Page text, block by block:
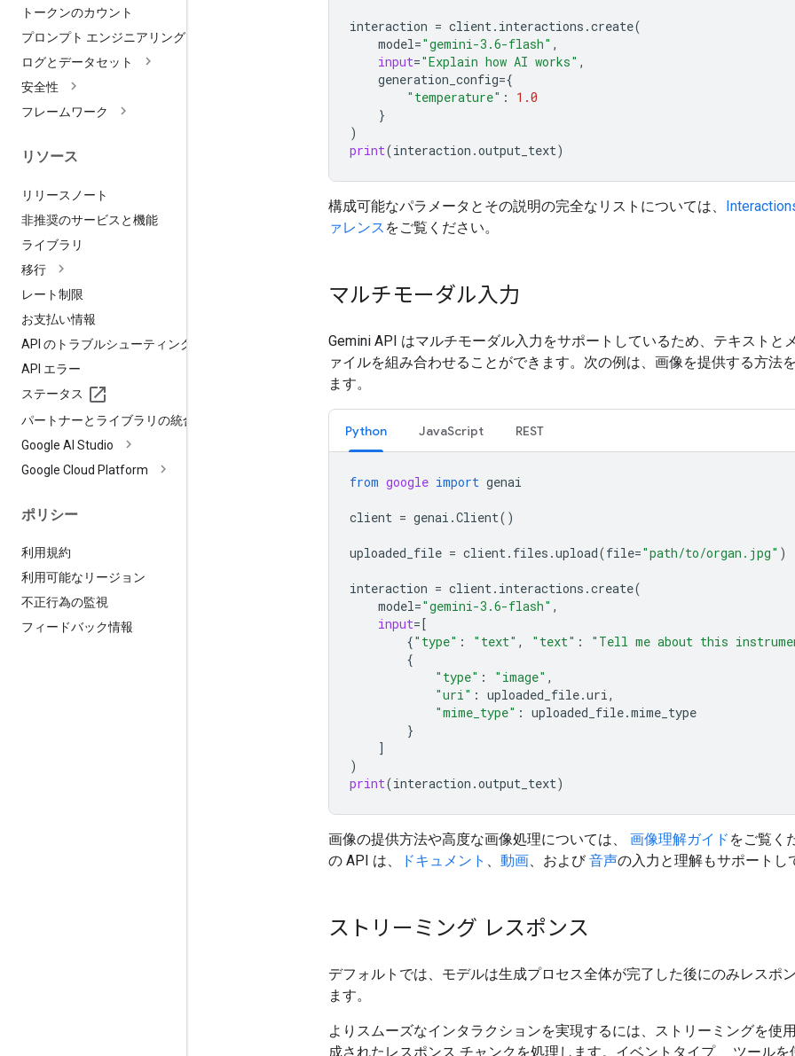
トークンのカウント
プロンプト エンジニアリング
ログとデータセット
安全性
フレームワーク
リソース
リリースノート
非推奨のサービスと機能
ライブラリ
移行
レート制限
お支払い情報
API のトラブルシューティング
API エラー
ステータス
パートナーとライブラリの統合
Google AI Studio
Google Cloud Platform
ポリシー
利用規約
利用可能なリージョン
不正行為の監視
フィードバック情報
interaction = client. interactions .create(
model="gemini-3.6-flash" ,
input="Explain how AI works" ,
generation_config={
"temperature" :
1.0
}
)
print(interaction .output_text)
構成可能なパラメータとその説明の完全なリストについては、
ァレンス をご覧ください。
マルチモーダル入力
Gemini API はマルチモーダル入力をサポートしているため、テキストと
ァイルを組み合わせることができます。次の例は、画像を提供する方法
ます。
Python JavaScript REST
from google import genai
client = genai .Client()
uploaded_file = client. files .upload(file="path/to/organ.jpg" )
interaction = client. interactions .create(
model="gemini-3.6-flash" ,
input=[
{"type" : "text" , "text" : "Tell me about this
{
"type" : "image" ,
"uri" : uploaded_file.uri,
"mime_type" : uploaded_file.mime_type
}
]
)
print(interaction .output_text)
画像の提供方法や高度な画像処理については、 画像理解ガイド をご覧く
の API は、
ドキュメント 、 動画、および音声の入力と理解もサポートし
ストリーミング レスポンス
デフォルトでは、モデルは生成プロセス全体が完了した後にのみレスポ
ます。
よりスムーズなインタラクションを実現するには、ストリーミングを使
成されたレスポンス チャンクを処理します。イベントタイプ、 ツールを